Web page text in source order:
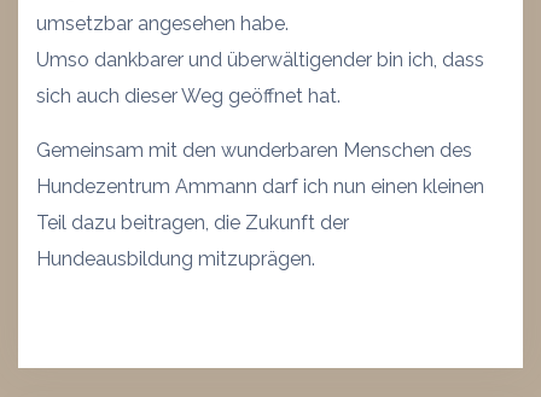
umsetzbar angesehen habe.
Umso dankbarer und überwältigender bin ich, dass
sich auch dieser Weg geöffnet hat.
Gemeinsam mit den wunderbaren Menschen des
Hundezentrum Ammann darf ich nun einen kleinen
Teil dazu beitragen, die Zukunft der
Hundeausbildung mitzuprägen.